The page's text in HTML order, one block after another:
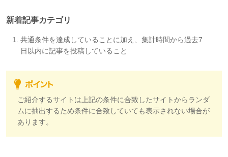
新着記事カテゴリ
共通条件を達成していることに加え、集計時間から過去7
日以内に記事を投稿していること
ご紹介するサイトは上記の条件に合致したサイトからランダ
ムに抽出するため条件に合致していても表示されない場合が
あります。